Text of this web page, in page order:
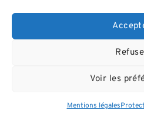
Voir les
Mentions légales
Protection des données
© 2026 SELARL